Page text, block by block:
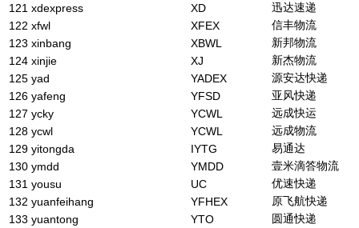
121 xdexpress XD
迅达速递
122 xfwl XFEX
信丰物流
123 xinbang XBWL
新邦物流
124 xinjie XJ
新杰物流
125 yad YADEX
源安达快递
126 yafeng YFSD
亚风快递
127 ycky YCWL
远成快运
128 ycwl YCWL
远成物流
129 yitongda IYTG
易通达
130 ymdd YMDD
壹米滴答物流
131 yousu UC
优速快递
132 yuanfeihang YFHEX
原飞航快递
133 yuantong YTO
圆通快递